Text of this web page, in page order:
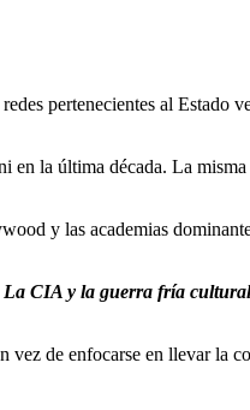
pertenecientes al Estado
la última década. La
y las academias
La CIA y la guerra fría cultural
de enfocarse en llevar la